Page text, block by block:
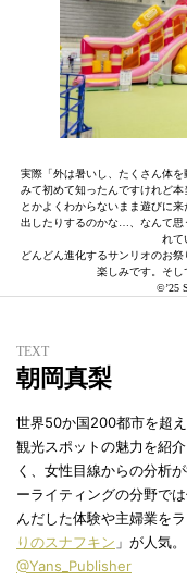
実際「外は暑いし、たくさん体
みて初めて知ったんですけれど
とかよくわからないまま遊びに
出したりするのかな…、なんて思
れて
どんどん進化するサンリオのお
楽しみです。そし
©’25
TEXT
朝岡真梨
世界50か国200都市を超
観光スポットの魅力を紹
く、女性目線からの分析
ーライティングの分野で
んだした体験や主婦業を
りのスナフキン 」が人気
@Yans_Publisher